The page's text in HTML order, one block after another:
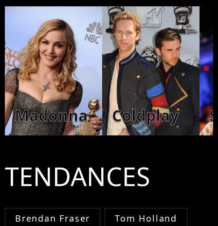
Madonna Coldplay
TENDANCES
Brendan Fraser Tom Holland